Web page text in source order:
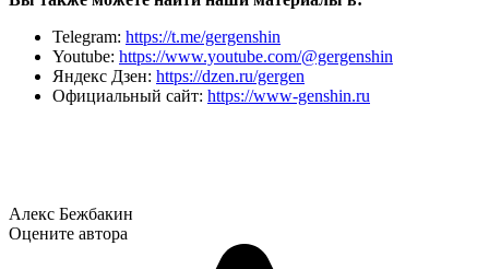
Telegram: https://t.me/gergenshin
Youtube: https://www.youtube.com/@gergenshin
Яндекс Дзен: https://dzen.ru/gergen
Официальный сайт: https://www-genshin.ru
Алекс Бежбакин
Оцените автора